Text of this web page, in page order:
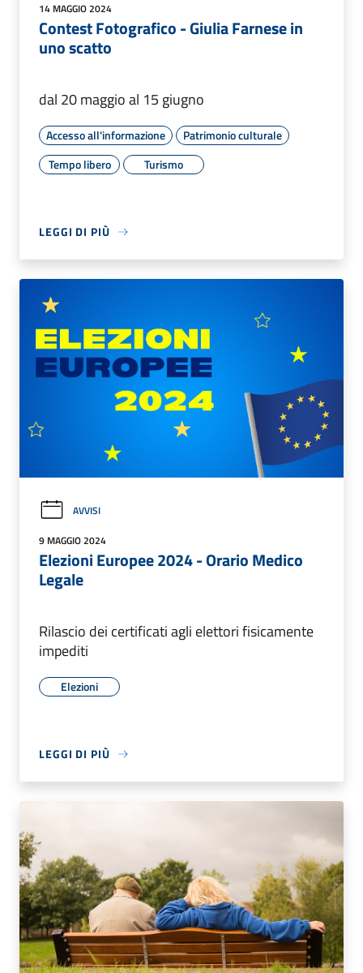
14 MAGGIO 2024
Contest Fotografico - Giulia Farnese in
uno scatto
dal 20 maggio al 15 giugno
Accesso all'informazione
Patrimonio culturale
Tempo libero
Turismo
LEGGI DI PIÙ
AVVISI
9 MAGGIO 2024
Elezioni Europee 2024 - Orario Medico
Legale
Rilascio dei certificati agli elettori fisicamente
impediti
Elezioni
LEGGI DI PIÙ